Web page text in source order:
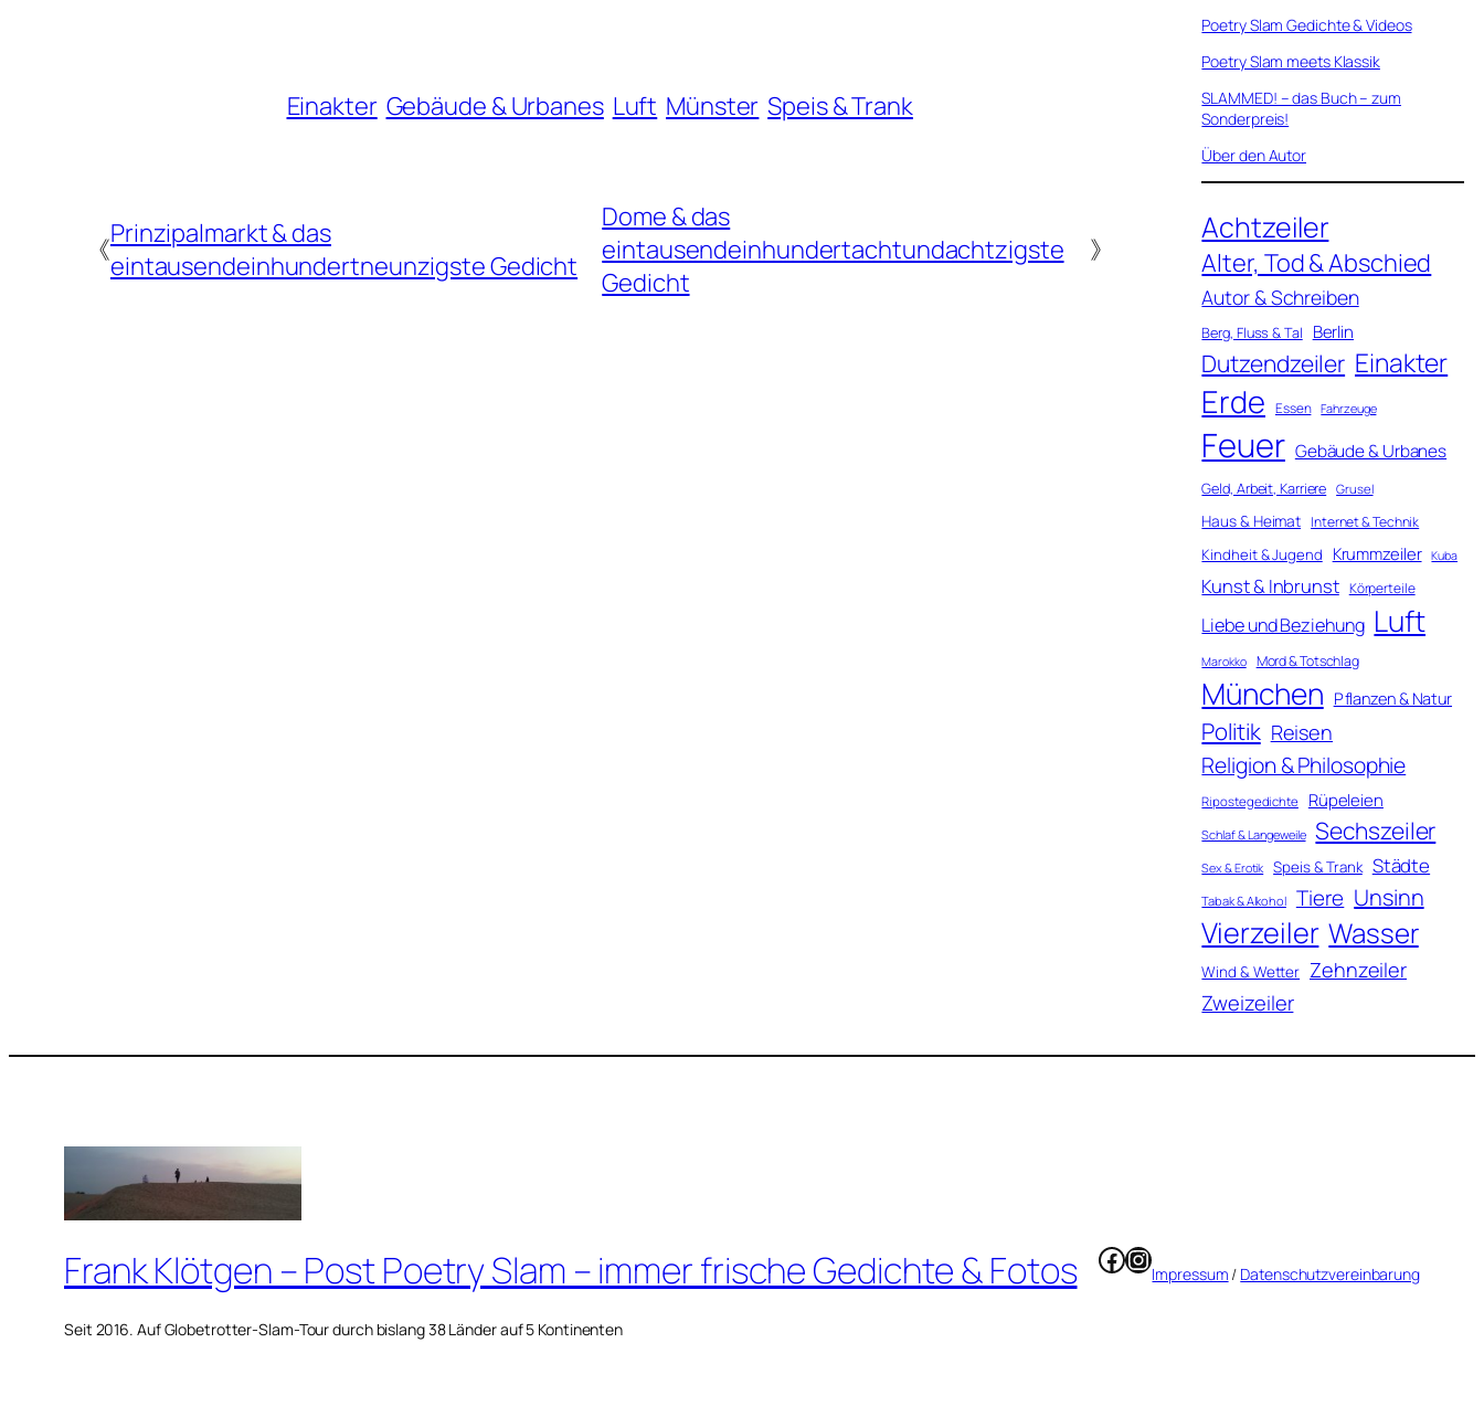
Einakter Gebäude & Urbanes Luft Münster Speis & Trank
《Prinzipalmarkt & das
eintausendeinhundertneunzigste Gedicht
Dome & das
eintausendeinhundertachtundachtzigste
Gedicht
》
Poetry Slam Gedichte & Videos
Poetry Slam meets Klassik
SLAMMED! – das Buch – zum
Sonderpreis!
Über den Autor
Achtzeiler
Alter, Tod & Abschied
Autor & Schreiben
Berg, Fluss & Tal Berlin
Dutzendzeiler Einakter
Erde Essen Fahrzeuge
Feuer Gebäude & Urbanes
Geld, Arbeit, Karriere Grusel
Haus & Heimat Internet & Technik
Kindheit & Jugend Krummzeiler Kuba
Kunst & Inbrunst Körperteile
Liebe und Beziehung Luft
Marokko Mord & Totschlag
München Pflanzen & Natur
Politik Reisen
Religion & Philosophie
Ripostegedichte Rüpeleien
Schlaf & Langeweile Sechszeiler
Sex & Erotik Speis & Trank Städte
Tabak & Alkohol Tiere Unsinn
Vierzeiler Wasser
Wind & Wetter Zehnzeiler
Zweizeiler
Frank Klötgen – Post Poetry Slam – immer frische Gedichte & Fotos
Seit 2016. Auf Globetrotter-Slam-Tour durch bislang 38 Länder auf 5 Kontinenten
Facebook
Instagram
Impressum / Datenschutzvereinbarung